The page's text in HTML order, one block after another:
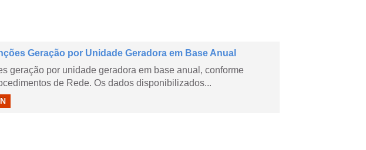
Geração por Unidade Geradora em Base Anual
geração por unidade geradora em base anual, conforme
de Rede. Os dados disponibilizados...